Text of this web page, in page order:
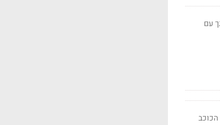
שקלים ובשנה האחרונה, 2017, נחתך עם